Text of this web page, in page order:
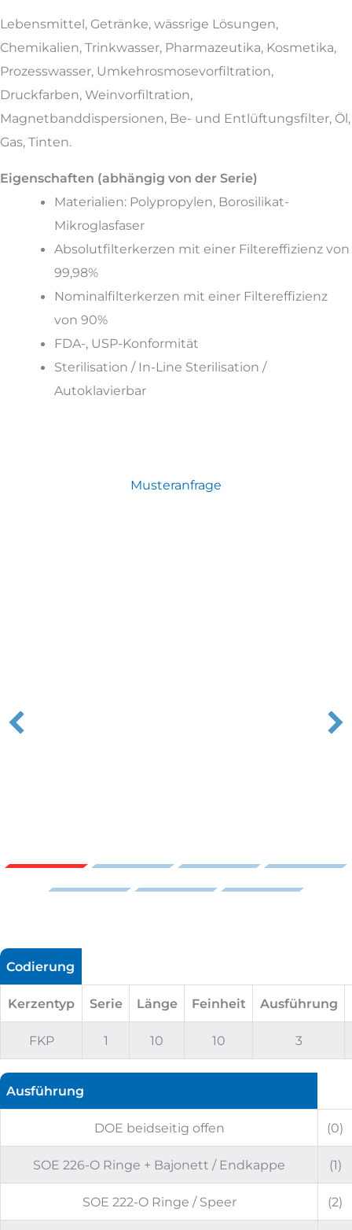
Lebensmittel, Getränke, wässrige Lösungen,
Chemikalien, Trinkwasser, Pharmazeutika, Kosmetika,
Prozesswasser, Umkehrosmosevorfiltration,
Druckfarben, Weinvorfiltration,
Magnetbanddispersionen, Be- und Entlüftungsfilter, Öl,
Gas, Tinten.
Eigenschaften (abhängig von der Serie)
Materialien: Polypropylen, Borosilikat-
Mikroglasfaser
Absolutfilterkerzen mit einer Filtereffizienz von
99,98%
Nominalfilterkerzen mit einer Filtereffizienz
von 90%
FDA-, USP-Konformität
Sterilisation / In-Line Sterilisation /
Autoklavierbar
Musteranfrage
Codierung
Kerzentyp Serie Länge Feinheit Ausführung
FKP 1 10 10 3
Ausführung
DOE beidseitig offen (0)
SOE 226-O Ringe + Bajonett / Endkappe (1)
SOE 222-O Ringe / Speer (2)